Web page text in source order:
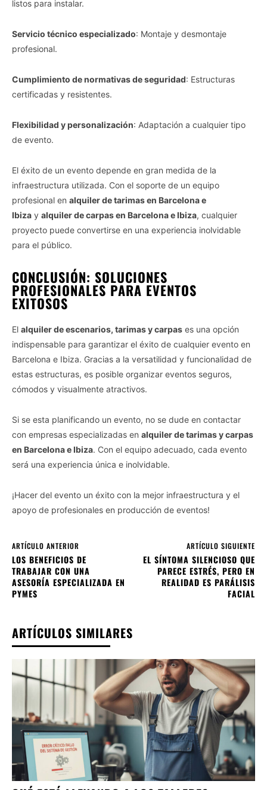
listos para instalar.
Servicio técnico especializado: Montaje y desmontaje
profesional.
Cumplimiento de normativas de seguridad: Estructuras
certificadas y resistentes.
Flexibilidad y personalización: Adaptación a cualquier tipo
de evento.
El éxito de un evento depende en gran medida de la
infraestructura utilizada. Con el soporte de un equipo
profesional en alquiler de tarimas en Barcelona e
Ibiza y alquiler de carpas en Barcelona e Ibiza, cualquier
proyecto puede convertirse en una experiencia inolvidable
para el público.
CONCLUSIÓN: SOLUCIONES
PROFESIONALES PARA EVENTOS
EXITOSOS
El alquiler de escenarios, tarimas y carpas es una opción
indispensable para garantizar el éxito de cualquier evento en
Barcelona e Ibiza. Gracias a la versatilidad y funcionalidad de
estas estructuras, es posible organizar eventos seguros,
cómodos y visualmente atractivos.
Si se esta planificando un evento, no se dude en contactar
con empresas especializadas en alquiler de tarimas y carpas
en Barcelona e Ibiza. Con el equipo adecuado, cada evento
será una experiencia única e inolvidable.
¡Hacer del evento un éxito con la mejor infraestructura y el
apoyo de profesionales en producción de eventos!
ARTÍCULO ANTERIOR
LOS BENEFICIOS DE
TRABAJAR CON UNA
ASESORÍA ESPECIALIZADA EN
PYMES
ARTÍCULO SIGUIENTE
EL SÍNTOMA SILENCIOSO QUE
PARECE ESTRÉS, PERO EN
REALIDAD ES PARÁLISIS
FACIAL
ARTÍCULOS SIMILARES